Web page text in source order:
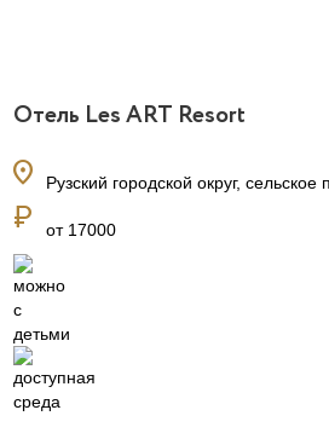
Отель Les ART Resort
location_on
Рузский городской округ,
currency_ruble от 17000